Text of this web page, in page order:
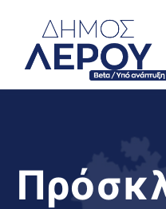
Αρχική
Διαφάνεια